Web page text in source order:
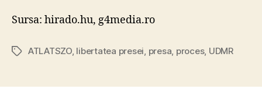
Sursa: hirado.hu, g4media.ro
TagsATLATSZO, libertatea presei, presa, proces, UDMR